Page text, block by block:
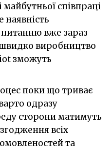
співпраці
наявність
вже зараз
виробництво
зможуть
поки що триває
одразу
сторони матимуть
всіх
та